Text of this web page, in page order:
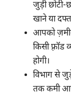
जुड़ी छोटी-
खाने या
आपको
किसी फ़्रॉड
होगी।
विभाग से
तक कमी